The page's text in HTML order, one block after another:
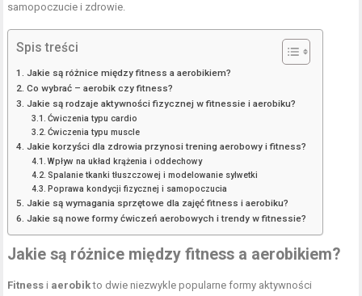
samopoczucie i zdrowie.
Spis treści
Jakie są różnice między fitness a aerobikiem?
Co wybrać – aerobik czy fitness?
Jakie są rodzaje aktywności fizycznej w fitnessie i aerobiku?
Ćwiczenia typu cardio
Ćwiczenia typu muscle
Jakie korzyści dla zdrowia przynosi trening aerobowy i fitness?
Wpływ na układ krążenia i oddechowy
Spalanie tkanki tłuszczowej i modelowanie sylwetki
Poprawa kondycji fizycznej i samopoczucia
Jakie są wymagania sprzętowe dla zajęć fitness i aerobiku?
Jakie są nowe formy ćwiczeń aerobowych i trendy w fitnessie?
Jakie są różnice między fitness a aerobikiem?
Fitness i aerobikto dwie niezwykle popularne formy aktywności